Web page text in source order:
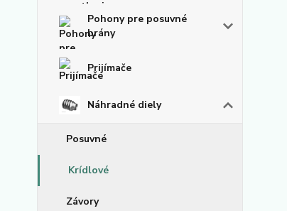
Pohony pre posuvné
brány
Prijímače
Náhradné diely
Posuvné
Krídlové
Závory